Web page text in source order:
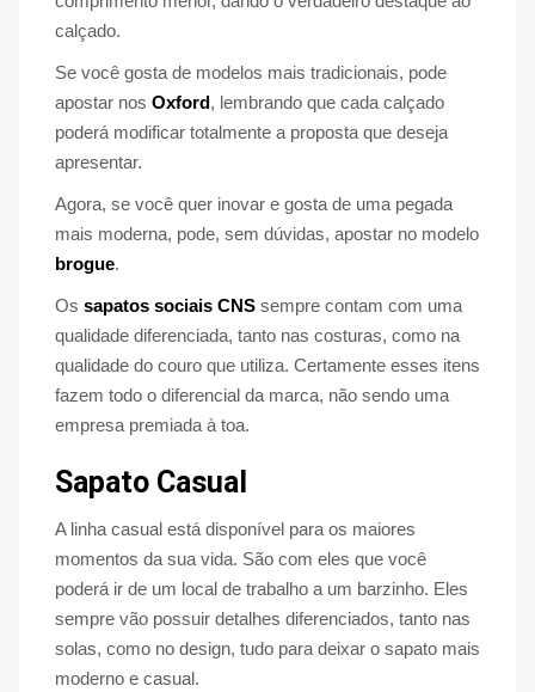
calçado.
Se você gosta de modelos mais tradicionais, pode
apostar nos Oxford, lembrando que cada calçado
poderá modificar totalmente a proposta que deseja
apresentar.
Agora, se você quer inovar e gosta de uma pegada
mais moderna, pode, sem dúvidas, apostar no modelo
brogue.
Os sapatos sociais CNS sempre contam com uma
qualidade diferenciada, tanto nas costuras, como na
qualidade do couro que utiliza. Certamente esses itens
fazem todo o diferencial da marca, não sendo uma
empresa premiada à toa.
Sapato Casual
A linha casual está disponível para os maiores
momentos da sua vida. São com eles que você
poderá ir de um local de trabalho a um barzinho. Eles
sempre vão possuir detalhes diferenciados, tanto nas
solas, como no design, tudo para deixar o sapato mais
moderno e casual.